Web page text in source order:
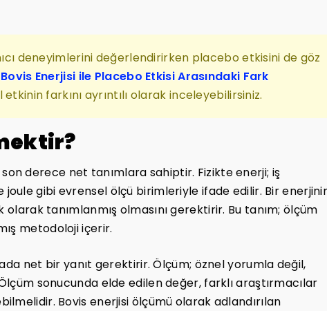
deneyimlerini değerlendirirken placebo etkisini de göz
Bovis Enerjisi ile Placebo Etkisi Arasındaki Fark
farkını ayrıntılı olarak inceleyebilirsiniz.
derece net tanımlara sahiptir. Fizikte enerji; iş
gibi evrensel ölçü birimleriyle ifade edilir. Bir
tanımlanmış olmasını gerektirir. Bu tanım; ölçüm
metodoloji içerir.
net bir yanıt gerektirir. Ölçüm; öznel yorumla değil,
sonucunda elde edilen değer, farklı araştırmacılar
Bovis enerjisi ölçümü olarak adlandırılan